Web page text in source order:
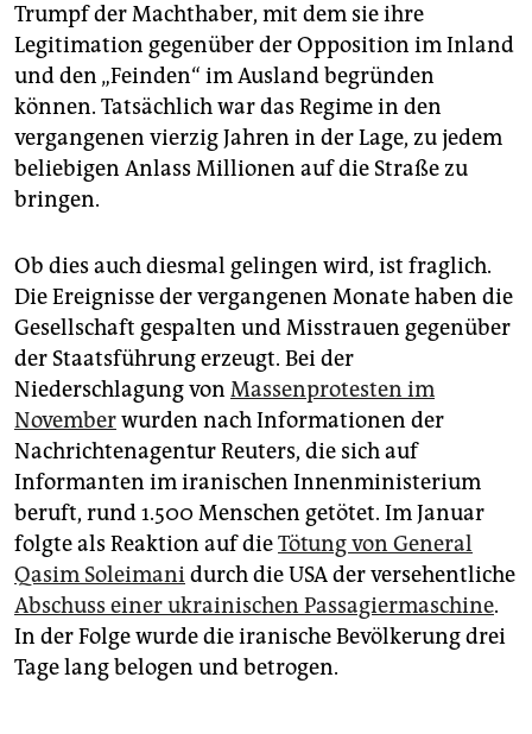
Trumpf der Machthaber, mit dem sie ihre
Legitimation gegenüber der Opposition im Inland
und den „Feinden“ im Ausland begründen
können. Tatsächlich war das Regime in den
vergangenen vierzig Jahren in der Lage, zu jedem
beliebigen Anlass Millionen auf die Straße zu
bringen.
Ob dies auch diesmal gelingen wird, ist fraglich.
Die Ereignisse der vergangenen Monate haben die
Gesellschaft gespalten und Misstrauen gegenüber
der Staatsführung erzeugt. Bei der
Niederschlagung von Massenprotesten im
Novemberwurden nach Informationen der
Nachrichtenagentur Reuters, die sich auf
Informanten im iranischen Innenministerium
beruft, rund 1.500 Menschen getötet. Im Januar
folgte als Reaktion auf dieTötung von General
Qasim Soleimanidurch die USA der versehentliche
Abschuss einer ukrainischen Passagiermaschine.
In der Folge wurde die iranische Bevölkerung drei
Tage lang belogen und betrogen.